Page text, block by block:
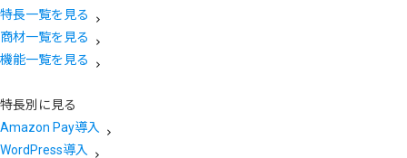
特長一覧を見る
商材一覧を見る
機能一覧を見る
特長別に見る
Amazon Pay導入
WordPress導入